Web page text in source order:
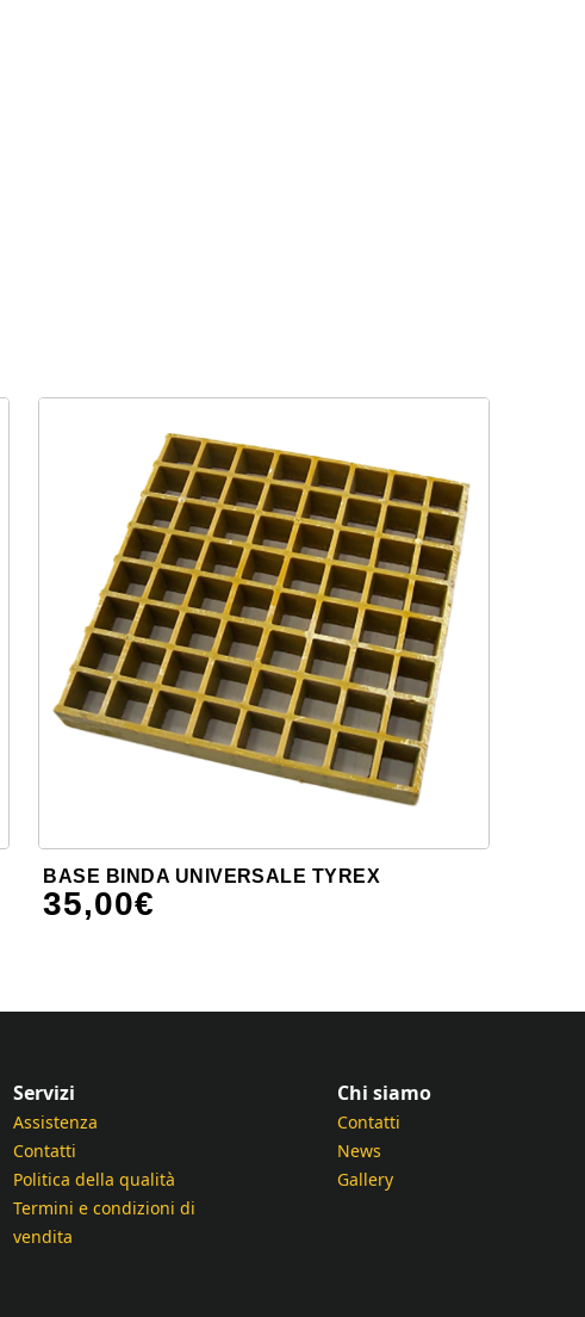
BASE BINDA UNIVERSALE TYREX
35,00€
Servizi
Assistenza
Contatti
Politica della qualità
Termini e condizioni di
vendita
Chi siamo
Contatti
News
Gallery